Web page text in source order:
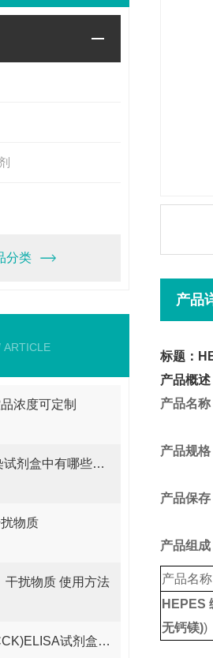
分类
ARTICLE
浓度可定制
活细胞/死细胞双染试剂盒中有哪些试剂呢？
物质
干扰物质 使用方法
大鼠胆囊收缩素(CCK)ELISA试剂盒操作技巧
产品
标题：
产品概述
产品名称
产品规格
产品保存
产品组成
产品名称
HEPES
无钙镁))